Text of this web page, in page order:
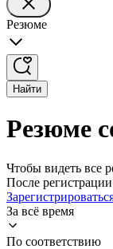
Резюме
Найти
Резюме
Чтобы видеть все
После
За всё время
По соответствию